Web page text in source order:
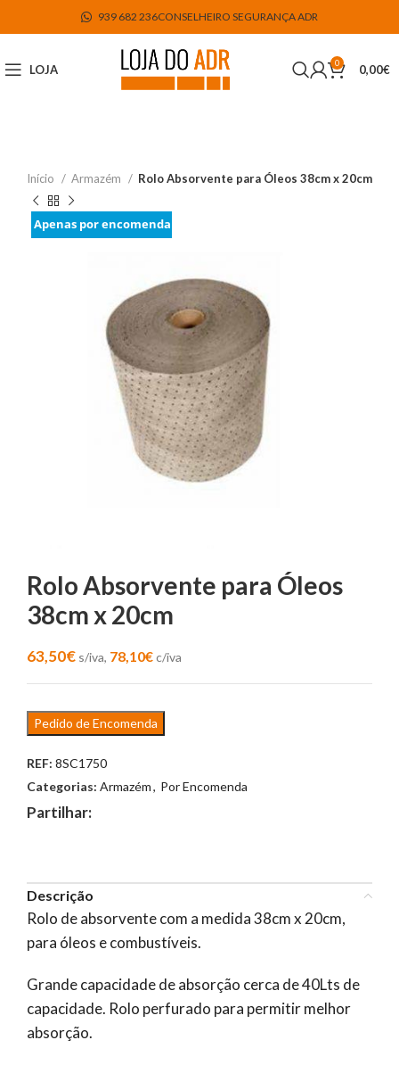
939 682 236CONSELHEIRO SEGURANÇA ADR
LOJA 0 0,00€
Início Armazém Rolo Absorvente para Óleos 38cm x 20cm
Apenas por encomenda
Rolo Absorvente para Óleos
38cm x 20cm
63,50€ s/iva, 78,10€c/iva
Pedido de Encomenda
REF: 8SC1750
Categorias: Armazém, Por Encomenda
Partilhar:
Descrição
Rolo de absorvente com a medida 38cm x 20cm,
para óleos e combustíveis.
Grande capacidade de absorção cerca de 40Lts de
capacidade. Rolo perfurado para permitir melhor
absorção.